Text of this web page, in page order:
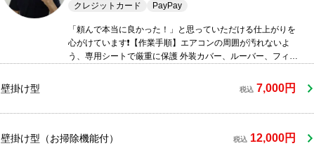
クレジットカード
PayPay
「頼んで本当に良かった！」と思っていただける仕上がりを
心がけています❗️【作業手順】エアコンの周囲が汚れないよ
う、専用シートで厳重に保護 外装カバー、ルーバー、フィル
れを浮き上がらせて洗い流し 残った水分をしっかりと拭き取
り 外したパーツを元通りに装着し、正常に動くか試運転 エ
ります。カビの再発を遅らせるコツや、ご家庭でできる日常
壁掛け型 税込 7,000円
壁掛け型（お掃除機能付） 税込 12,000円